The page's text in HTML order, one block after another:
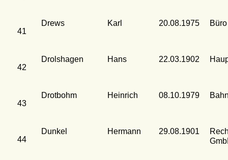
41
Drews Karl 20.08.1975
42
Drolshagen Hans 22.03.1902
43
Drotbohm Heinrich 08.10.1979
44
Dunkel Hermann 29.08.1901